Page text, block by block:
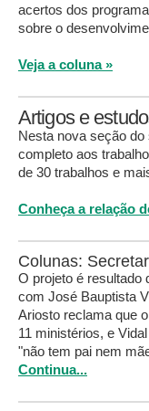
acertos dos
sobre o
Veja a coluna »
Artigos e
Nesta nova seção
completo aos
de 30 trabalhos e
Conheça a relação
Colunas:
O projeto é resultado
com José Bauptista
Ariosto reclama que
11 ministérios, e
"não tem pai nem
Continua...